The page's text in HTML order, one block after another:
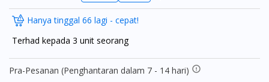
Hanya tinggal 66 lagi - cepat!
Terhad kepada 3 unit seorang
Pra-Pesanan (Penghantaran dalam 7 - 14 hari)